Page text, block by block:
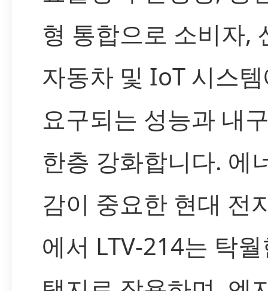
형 통합으로 소비자,
자동차 및 IoT 시스
요구되는 성능과 내
한층 강화합니다. 에
감이 중요한 현대 전
에서 LTV-214는 탁